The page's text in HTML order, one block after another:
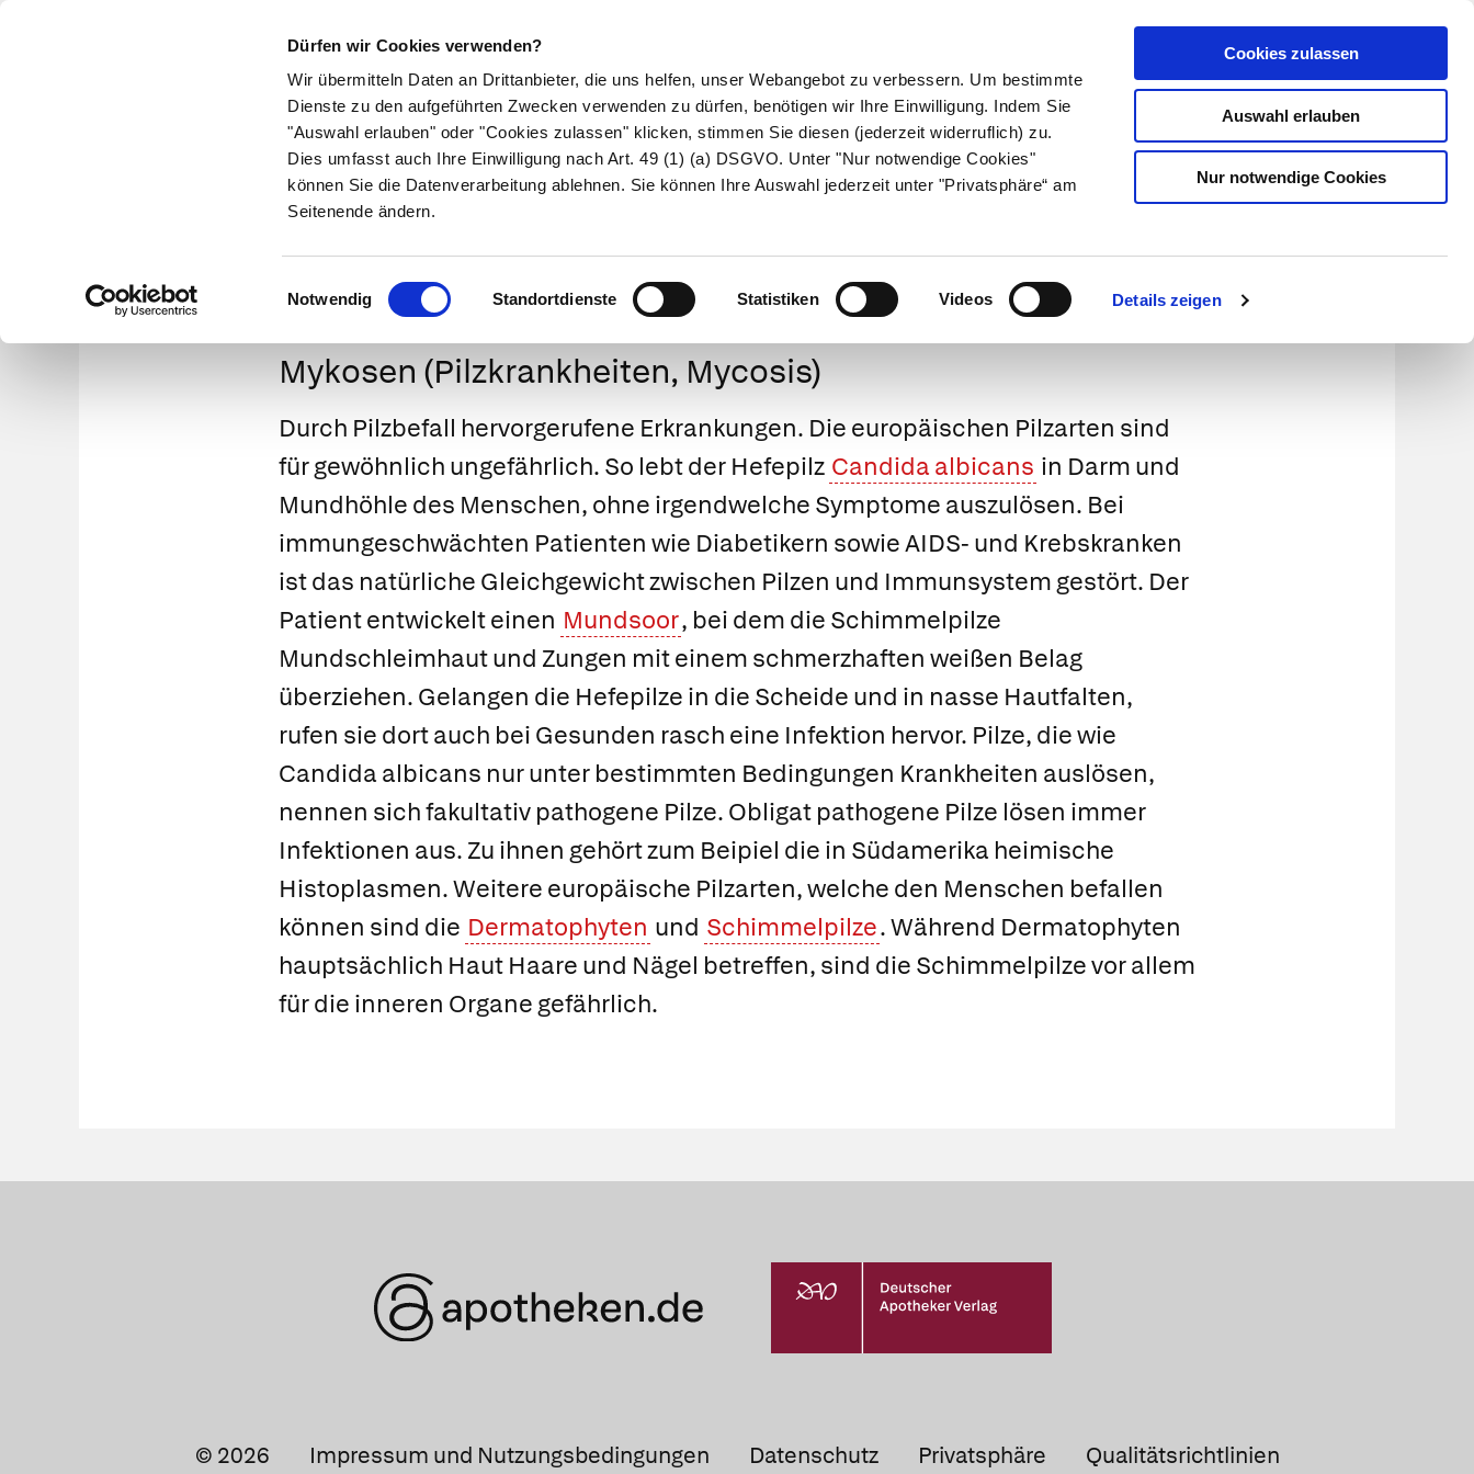
Dürfen wir Cookies verwenden?
Wir übermitteln Daten an Drittanbieter, die uns helfen, unser Webangebot zu verbessern. Um bestimmte
Dienste zu den aufgeführten Zwecken verwenden zu dürfen, benötigen wir Ihre Einwilligung. Indem Sie
"Auswahl erlauben" oder "Cookies zulassen" klicken, stimmen Sie diesen (jederzeit widerruflich) zu.
Dies umfasst auch Ihre Einwilligung nach Art. 49 (1) (a) DSGVO. Unter "Nur notwendige Cookies"
können Sie die Datenverarbeitung ablehnen. Sie können Ihre Auswahl jederzeit unter "Privatsphäre“ am
Seitenende ändern.
Einwilligungsauswahl
Notwendig Standortdienste Statistiken Videos Details zeigen
Cookies zulassen
Auswahl erlauben
Nur notwendige Cookies
Kundenlogin
Suche
Symptome Therapie Medikamente Naturheilkunde Eltern & Kind Gesund leben Über uns
Medizinlexikon
Mykosen (Pilzkrankheiten, Mycosis)
Durch Pilzbefall hervorgerufene Erkrankungen. Die europäischen Pilzarten sind
für gewöhnlich ungefährlich. So lebt der Hefepilz Candida albicans in Darm und
Mundhöhle des Menschen, ohne irgendwelche Symptome auszulösen. Bei
immungeschwächten Patienten wie Diabetikern sowie AIDS- und Krebskranken
ist das natürliche Gleichgewicht zwischen Pilzen und Immunsystem gestört. Der
Patient entwickelt einen Mundsoor, bei dem die Schimmelpilze
Mundschleimhaut und Zungen mit einem schmerzhaften weißen Belag
überziehen. Gelangen die Hefepilze in die Scheide und in nasse Hautfalten,
rufen sie dort auch bei Gesunden rasch eine Infektion hervor. Pilze, die wie
Candida albicans nur unter bestimmten Bedingungen Krankheiten auslösen,
nennen sichfakultativ pathogene Pilze. Obligat pathogene Pilze lösen immer
Infektionen aus. Zu ihnen gehört zum Beipiel die in Südamerika heimische
Histoplasmen. Weitere europäische Pilzarten, welche den Menschen befallen
können sind die Dermatophyten und Schimmelpilze. Während Dermatophyten
hauptsächlich Haut Haare und Nägel betreffen, sind die Schimmelpilze vor allem
für die inneren Organe gefährlich.
© 2026 Impressum und Nutzungsbedingungen Datenschutz Privatsphäre Qualitätsrichtlinien